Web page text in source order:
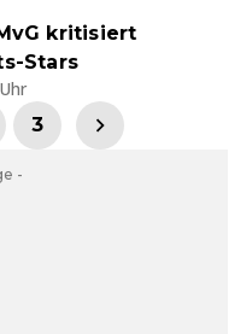
kritisiert
Stars
3
-